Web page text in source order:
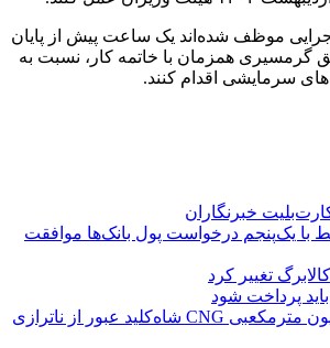
موظف شده‌اند یک ساعت پیش از پایان
گرمسیری همزمان با خاتمه کار، نسبت به
سرمایشی اقدام کنند.
کارت‌بلیت خبرنگاران
بانک مرکزی فقط با یک‌‎پنجم درخواست پول بانک‌ها موافقت
تغییر کرد
پرداخت شود
ظرفیت ۳۵ میلیون مترمکعبی CNG شاه‌کلید عبور از ناترازی